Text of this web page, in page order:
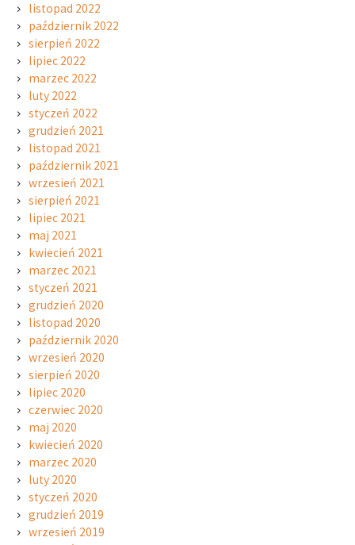
listopad 2022
październik 2022
sierpień 2022
lipiec 2022
marzec 2022
luty 2022
styczeń 2022
grudzień 2021
listopad 2021
październik 2021
wrzesień 2021
sierpień 2021
lipiec 2021
maj 2021
kwiecień 2021
marzec 2021
styczeń 2021
grudzień 2020
listopad 2020
październik 2020
wrzesień 2020
sierpień 2020
lipiec 2020
czerwiec 2020
maj 2020
kwiecień 2020
marzec 2020
luty 2020
styczeń 2020
grudzień 2019
wrzesień 2019